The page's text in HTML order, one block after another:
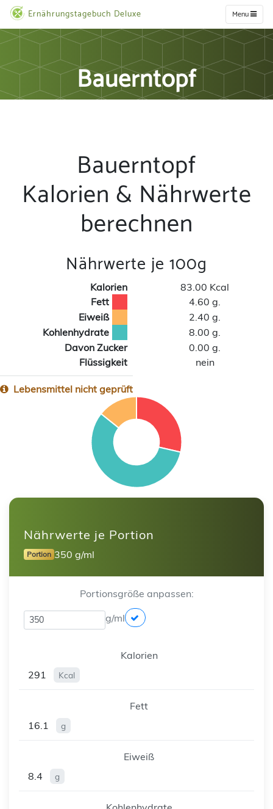
Ernährungstagebuch Deluxe Menu
Bauerntopf
Bauerntopf
Kalorien & Nährwerte
berechnen
Nährwerte je 100g
Kalorien
83.00 Kcal
Fett
4.60 g.
Eiweiß
2.40 g.
Kohlenhydrate
8.00 g.
Davon Zucker
0.00 g.
Flüssigkeit
nein
Lebensmittel nicht geprüft
Nährwerte je Portion
Portion 350 g/ml
Portionsgröße anpassen:
g/ml
Kalorien
291
Kcal
Fett
16.1
g
Eiweiß
8.4
g